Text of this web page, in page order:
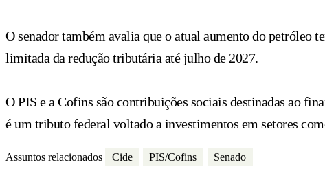
O senador também avalia que o atual aumento do petróleo
limitada da redução tributária até julho de 2027.
O PIS e a Cofins são contribuições sociais destinadas ao
é um tributo federal voltado a investimentos em setores
Assuntos relacionados Cide PIS/Cofins
Senado